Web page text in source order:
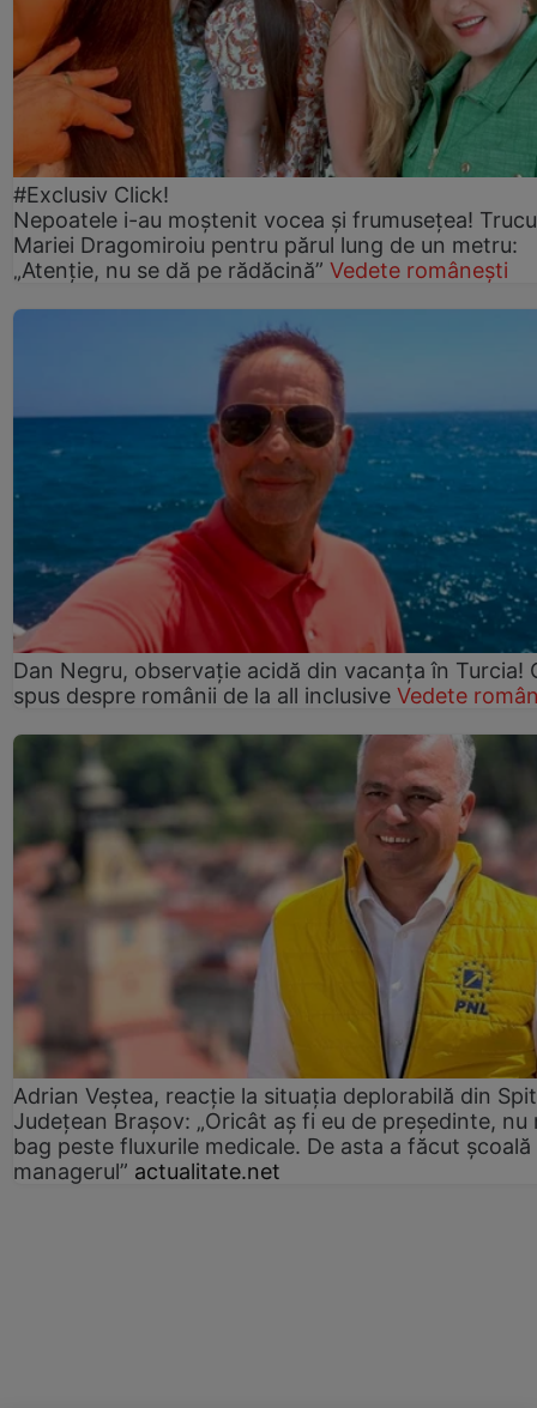
#Exclusiv Click!
Nepoatele i-au moștenit vocea și frumusețea!
Mariei Dragomiroiu pentru părul lung de un metru:
„Atenție, nu se dă pe rădăcină” Vedete românești
Dan Negru, observație acidă din vacanța în Turcia!
spus despre românii de la all inclusive Vedete
Adrian Veștea, reacție la situația deplorabilă din
Județean Brașov: „Oricât aș fi eu de președinte, nu
bag peste fluxurile medicale. De asta a făcut școală
managerul” actualitate.net